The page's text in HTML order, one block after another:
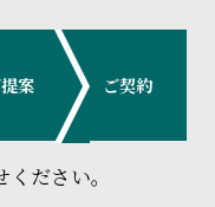
不良債権処理、合
弟の退任、本社不
早に実行しまし
産コンサルタン
は4千万円程度に
時に不動産会社に
社長の持株をすべ
議で予実管理を徹
ＭＡＳ監査契
なり2年後の経常
主導の相続対策に
また非効率なグル
行借入の利率も高
は退職者の株式買
案 ご契約
ださい。